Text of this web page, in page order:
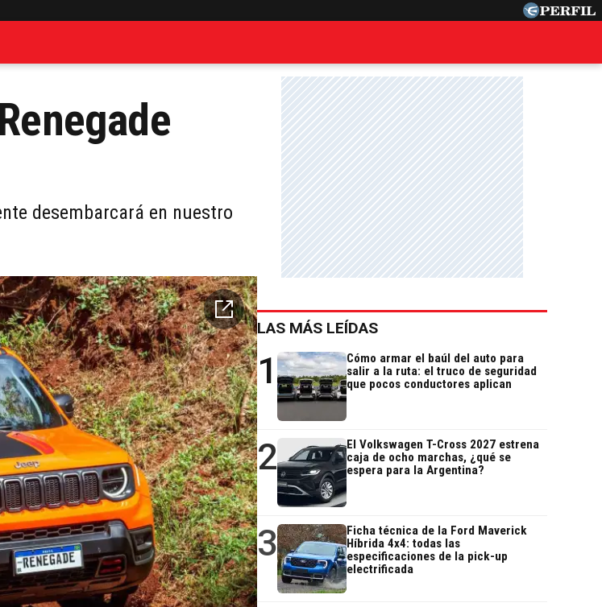
desembarcará en nuestro
LAS MÁS LEÍDAS
1
Cómo armar el baúl del auto para
salir a la ruta: el truco de seguridad
que pocos conductores aplican
2
El Volkswagen T-Cross 2027 estrena
caja de ocho marchas, ¿qué se
espera para la Argentina?
3
Ficha técnica de la Ford Maverick
Híbrida 4x4: todas las
especificaciones de la pick-up
electrificada